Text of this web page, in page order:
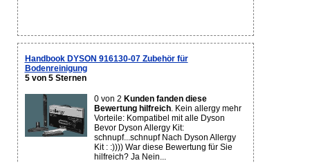
Handbook DYSON 916130-07 Zubehör für
Bodenreinigung
5 von 5 Sternen
0 von 2 Kunden fanden diese
Bewertung hilfreich. Kein allergy mehr
Vorteile: Kompatibel mit alle Dyson
Bevor Dyson Allergy Kit:
schnupf...schnupf Nach Dyson Allergy
Kit : :)))) War diese Bewertung für Sie
hilfreich? Ja Nein...